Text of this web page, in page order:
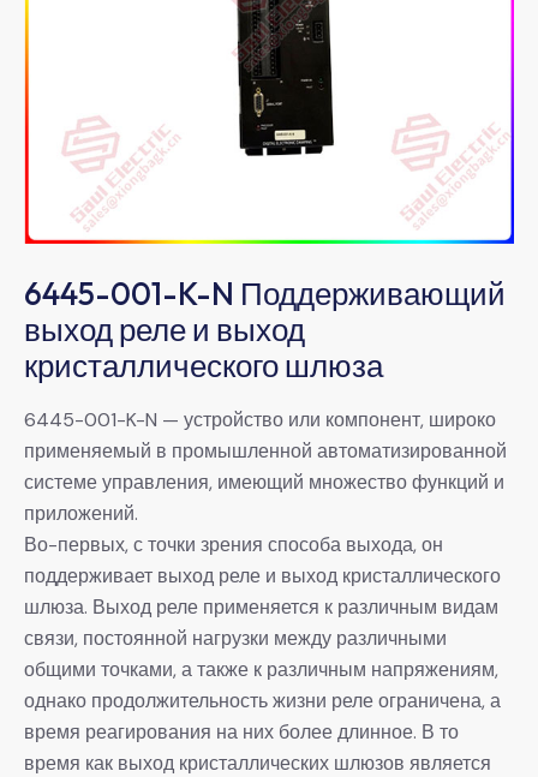
6445-001-K-N Поддерживающий
выход реле и выход
кристаллического шлюза
6445-001-K-N — устройство или компонент, широко
применяемый в промышленной автоматизированной
системе управления, имеющий множество функций и
приложений.
Во-первых, с точки зрения способа выхода, он
поддерживает выход реле и выход кристаллического
шлюза. Выход реле применяется к различным видам
связи, постоянной нагрузки между различными
общими точками, а также к различным напряжениям,
однако продолжительность жизни реле ограничена, а
время реагирования на них более длинное. В то
время как выход кристаллических шлюзов является